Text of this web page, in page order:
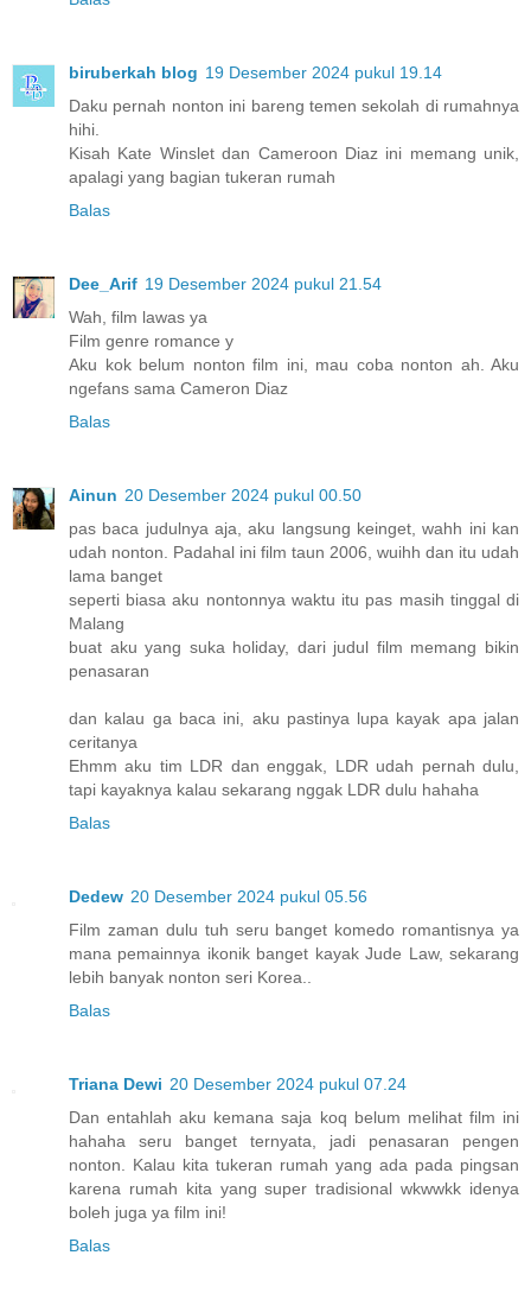
biruberkah blog 19 Desember 2024 pukul 19.14
Daku pernah nonton ini bareng temen sekolah di rumahnya
hihi.
Kisah Kate Winslet dan Cameroon Diaz ini memang unik,
apalagi yang bagian tukeran rumah
Balas
Dee_Arif 19 Desember 2024 pukul 21.54
Wah, film lawas ya
Film genre romance y
Aku kok belum nonton film ini, mau coba nonton ah. Aku
ngefans sama Cameron Diaz
Balas
Ainun 20 Desember 2024 pukul 00.50
pas baca judulnya aja, aku langsung keinget, wahh ini kan
udah nonton. Padahal ini film taun 2006, wuihh dan itu udah
lama banget
seperti biasa aku nontonnya waktu itu pas masih tinggal di
Malang
buat aku yang suka holiday, dari judul film memang bikin
penasaran
dan kalau ga baca ini, aku pastinya lupa kayak apa jalan
ceritanya
Ehmm aku tim LDR dan enggak, LDR udah pernah dulu,
tapi kayaknya kalau sekarang nggak LDR dulu hahaha
Balas
Dedew 20 Desember 2024 pukul 05.56
Film zaman dulu tuh seru banget komedo romantisnya ya
mana pemainnya ikonik banget kayak Jude Law, sekarang
lebih banyak nonton seri Korea..
Balas
Triana Dewi 20 Desember 2024 pukul 07.24
Dan entahlah aku kemana saja koq belum melihat film ini
hahaha seru banget ternyata, jadi penasaran pengen
nonton. Kalau kita tukeran rumah yang ada pada pingsan
karena rumah kita yang super tradisional wkwwkk idenya
boleh juga ya film ini!
Balas